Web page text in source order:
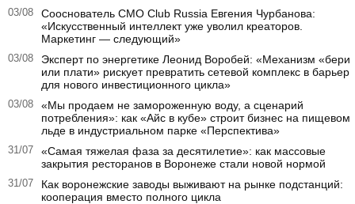
03/08
Сооснователь CMO Club Russia Евгения Чурбанова:
«Искусственный интеллект уже уволил креаторов.
Маркетинг — следующий»
03/08
Эксперт по энергетике Леонид Воробей: «Механизм «бери
или плати» рискует превратить сетевой комплекс в барьер
для нового инвестиционного цикла»
03/08
«Мы продаем не замороженную воду, а сценарий
потребления»: как «Айс в кубе» строит бизнес на пищевом
льде в индустриальном парке «Перспектива»
31/07
«Самая тяжелая фаза за десятилетие»: как массовые
закрытия ресторанов в Воронеже стали новой нормой
31/07
Как воронежские заводы выживают на рынке подстанций:
кооперация вместо полного цикла